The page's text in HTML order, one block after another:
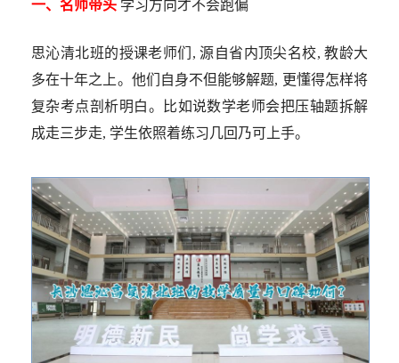
一、名师带头 学习方向才不会跑偏
思沁清北班的授课老师们, 源自省内顶尖名校, 教龄大
多在十年之上。他们自身不但能够解题, 更懂得怎样将
复杂考点剖析明白。比如说数学老师会把压轴题拆解
成走三步走, 学生依照着练习几回乃可上手。